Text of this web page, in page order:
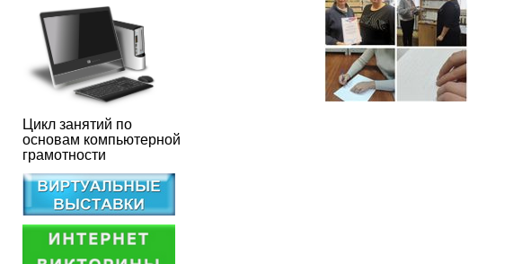
Цикл занятий по
основам компьютерной
грамотности